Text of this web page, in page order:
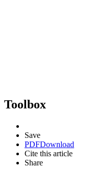
Toolbox
Save
PDFDownload
Cite this article
Share